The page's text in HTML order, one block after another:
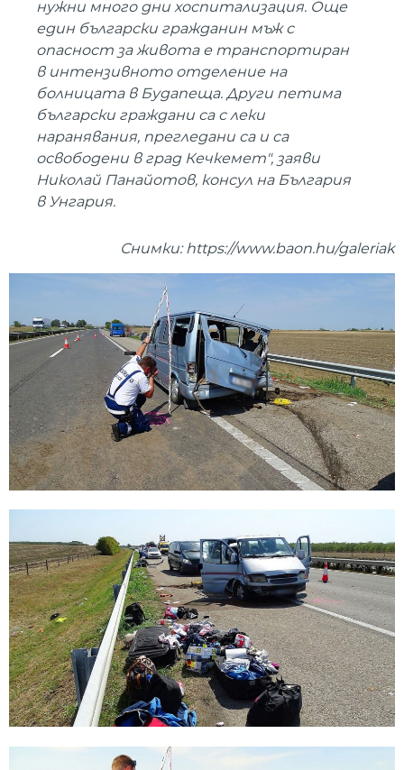
нужни много дни хоспитализация. Още
един български гражданин мъж с
опасност за живота е транспортиран
в интензивното отделение на
болницата в Будапеща. Други петима
български граждани са с леки
наранявания, прегледани са и са
освободени в град Кечкемет", заяви
Николай Панайотов, консул на България
в Унгария.
Снимки: https://www.baon.hu/galeriak